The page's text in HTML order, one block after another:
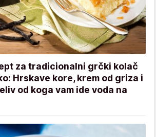
za tradicionalni grčki kolač
Hrskave kore, krem od griza i
od koga vam ide voda na